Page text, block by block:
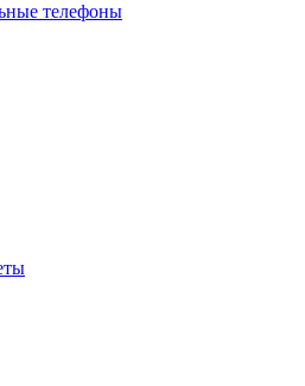
телефоны